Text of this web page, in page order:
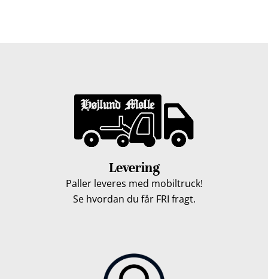
Levering
Paller leveres med mobiltruck!
Se hvordan du får FRI fragt.